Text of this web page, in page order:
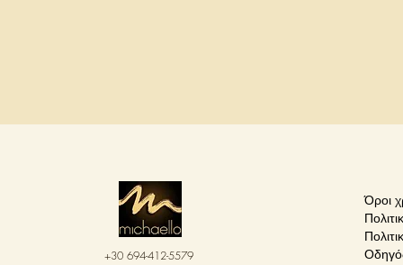
+30 694-412-5579
Όροι